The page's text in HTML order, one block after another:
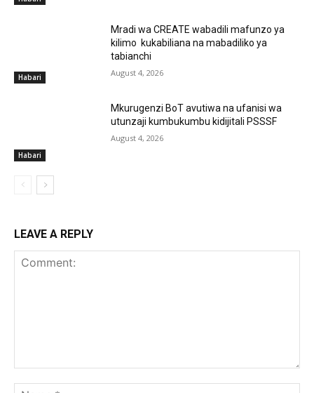
Habari
Mradi wa CREATE wabadili mafunzo ya
kilimo kukabiliana na mabadiliko ya
tabianchi
August 4, 2026
Habari
Mkurugenzi BoT avutiwa na ufanisi wa
utunzaji kumbukumbu kidijitali PSSSF
August 4, 2026
LEAVE A REPLY